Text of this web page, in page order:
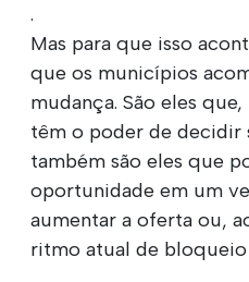
.
Mas para que isso
que os municípios
mudança. São eles
têm o poder de decidir
também são eles que
oportunidade em um
aumentar a oferta ou,
ritmo atual de bloqueio